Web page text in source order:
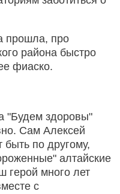
прошла, про
района быстро
фиаско.
"Будем здоровы"
Сам Алексей
быть по другому,
алтайские
герой много лет
с